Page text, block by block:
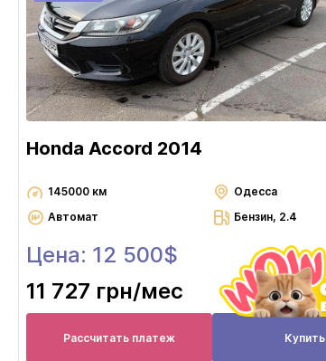
Honda Accord 2014
145000 км
Одесса
Автомат
Бензин, 2.4
Цена: 12 500$
11 727 грн/мес
Рассчитать платеж Купить